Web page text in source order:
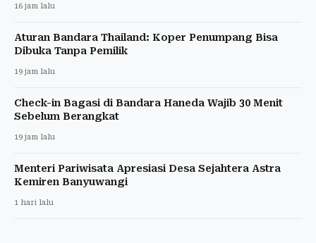
16 jam lalu
Aturan Bandara Thailand: Koper Penumpang Bisa
Dibuka Tanpa Pemilik
19 jam lalu
Check-in Bagasi di Bandara Haneda Wajib 30 Menit
Sebelum Berangkat
19 jam lalu
Menteri Pariwisata Apresiasi Desa Sejahtera Astra
Kemiren Banyuwangi
1 hari lalu